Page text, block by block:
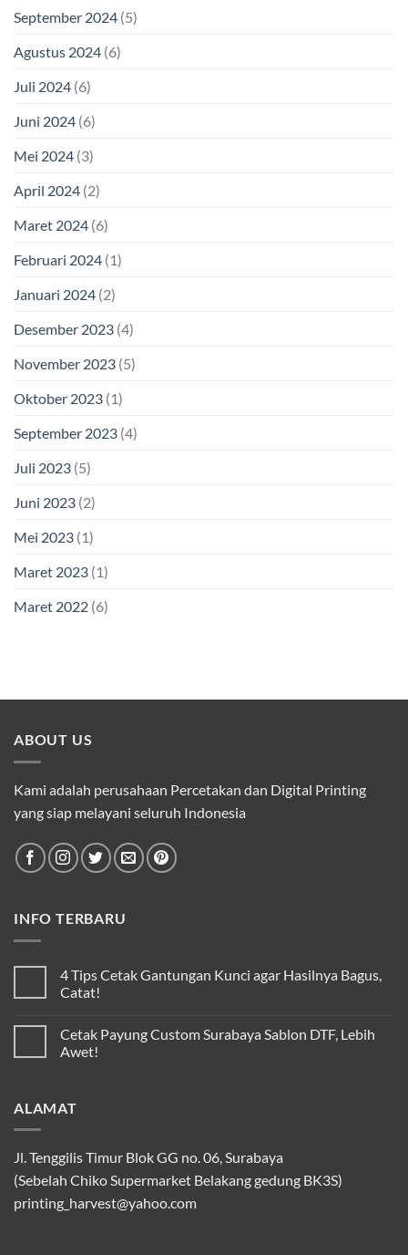
September 2024 (5)
Agustus 2024 (6)
Juli 2024 (6)
Juni 2024 (6)
Mei 2024 (3)
April 2024 (2)
Maret 2024 (6)
Februari 2024 (1)
Januari 2024 (2)
Desember 2023 (4)
November 2023 (5)
Oktober 2023 (1)
September 2023 (4)
Juli 2023 (5)
Juni 2023 (2)
Mei 2023 (1)
Maret 2023 (1)
Maret 2022 (6)
ABOUT US
Kami adalah perusahaan Percetakan dan Digital Printing
yang siap melayani seluruh Indonesia
INFO TERBARU
4 Tips Cetak Gantungan Kunci agar Hasilnya Bagus,
Catat!
Cetak Payung Custom Surabaya Sablon DTF, Lebih
Awet!
ALAMAT
Jl. Tenggilis Timur Blok GG no. 06, Surabaya
(Sebelah Chiko Supermarket Belakang gedung BK3S)
printing_harvest@yahoo.com